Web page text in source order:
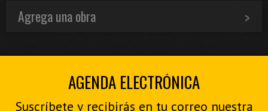
Agrega una obra
AGENDA ELECTRÓNICA
Suscríbete y recibirás en tu correo nuestra